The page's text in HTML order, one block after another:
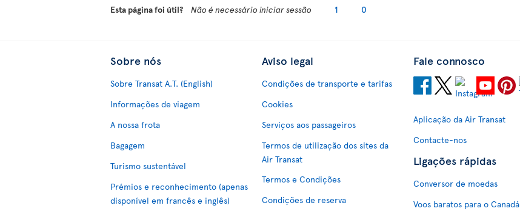
Esta página foi útil? Não é necessário iniciar sessão 1 0
Sobre nós
Sobre Transat A.T. (English)
Informações de viagem
A nossa frota
Bagagem
Turismo sustentável
Prémios e reconhecimento (apenas
disponível em francês e inglês)
Aviso legal
Condições de transporte e tarifas
Cookies
Serviços aos passageiros
Termos de utilização dos sites da
Air Transat
Termos e Condições
Condições de reserva
Fale connosco
Aplicação da Air Transat
Contacte-nos
Ligações rápidas
Conversor de moedas
Voos baratos para o Canadá